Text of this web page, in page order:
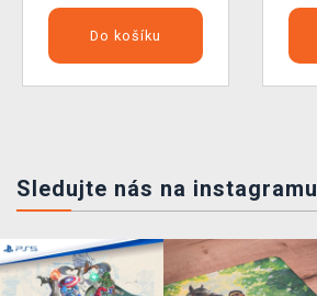
Do košíku
Sledujte nás na instagramu